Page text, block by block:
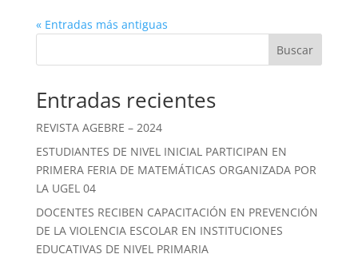
« Entradas más antiguas
Buscar
Entradas recientes
REVISTA AGEBRE – 2024
ESTUDIANTES DE NIVEL INICIAL PARTICIPAN EN
PRIMERA FERIA DE MATEMÁTICAS ORGANIZADA POR
LA UGEL 04
DOCENTES RECIBEN CAPACITACIÓN EN PREVENCIÓN
DE LA VIOLENCIA ESCOLAR EN INSTITUCIONES
EDUCATIVAS DE NIVEL PRIMARIA